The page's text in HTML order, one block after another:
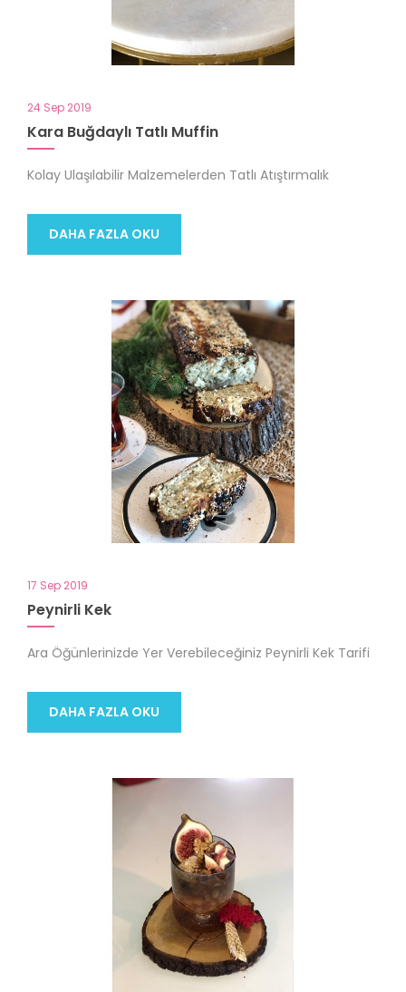
24 Sep 2019
Kara Buğdaylı Tatlı Muffin
Kolay Ulaşılabilir Malzemelerden Tatlı Atıştırmalık
DAHA FAZLA OKU
17 Sep 2019
Peynirli Kek
Ara Öğünlerinizde Yer Verebileceğiniz Peynirli Kek Tarifi
DAHA FAZLA OKU